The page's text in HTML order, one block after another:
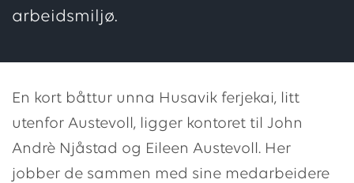
arbeidsmiljø.
En kort båttur unna Husavik ferjekai, litt
utenfor Austevoll, ligger kontoret til John
Andrè Njåstad og Eileen Austevoll. Her
jobber de sammen med sine medarbeidere